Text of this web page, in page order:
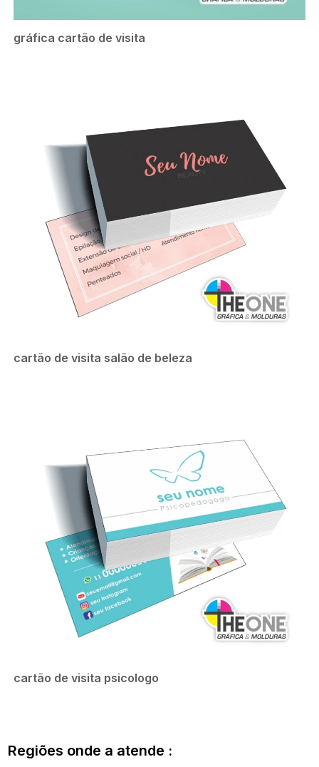
gráfica cartão de visita
cartão de visita salão de beleza
cartão de visita psicologo
Regiões onde a atende :